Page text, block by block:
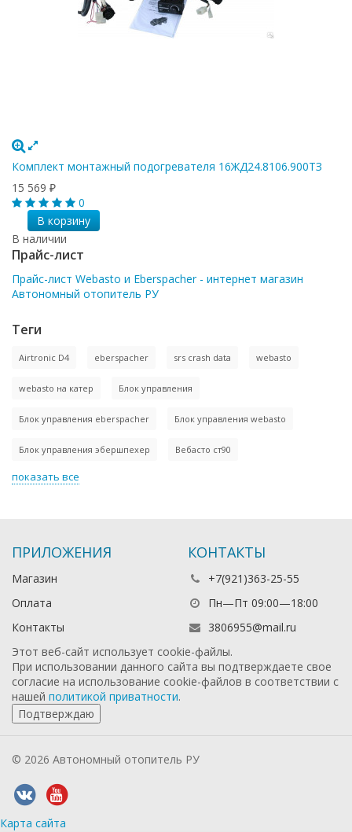
Комплект монтажный подогревателя 16ЖД24.8106.900ТЗ
15 569 ₽
0
В корзину
В наличии
Прайс-лист
Прайс-лист Webasto и Eberspacher - интернет магазин
Автономный отопитель РУ
Теги
Airtronic D4 eberspacher srs crash data webasto
webasto на катер Блок управления
Блок управления eberspacher Блок управления webasto
Блок управления эбершпехер Вебасто ст90
показать все
ПРИЛОЖЕНИЯ
Магазин
Оплата
Контакты
КОНТАКТЫ
+7(921)363-25-55
Пн—Пт 09:00—18:00
3806955@mail.ru
Этот веб-сайт использует cookie-файлы.
При использовании данного сайта вы подтверждаете свое
согласие на использование cookie-файлов в соответствии с
нашей политикой приватности.
Подтверждаю
© 2026 Автономный отопитель РУ
Карта сайта